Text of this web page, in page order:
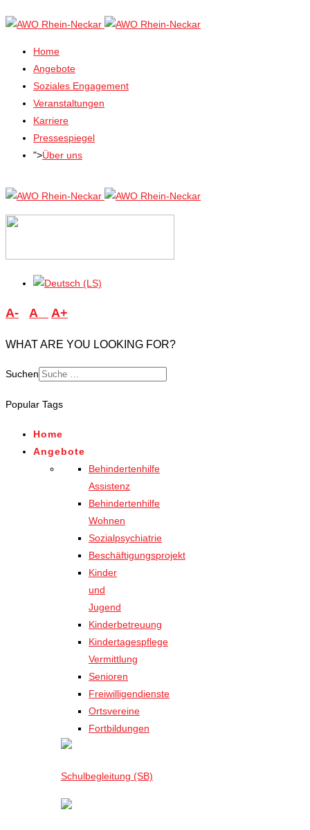
Home
Angebote
Soziales Engagement
Veranstaltungen
Karriere
Pressespiegel
">Über uns
A- A A+
WHAT ARE YOU LOOKING FOR?
Suchen
Popular Tags
Home
Angebote
Behindertenhilfe
Assistenz
Behindertenhilfe
Wohnen
Sozialpsychiatrie
Beschäftigungsprojekt
Kinder
und
Jugend
Kinderbetreuung
Kindertagespflege
Vermittlung
Senioren
Freiwilligendienste
Ortsvereine
Fortbildungen
Schulbegleitung (SB)